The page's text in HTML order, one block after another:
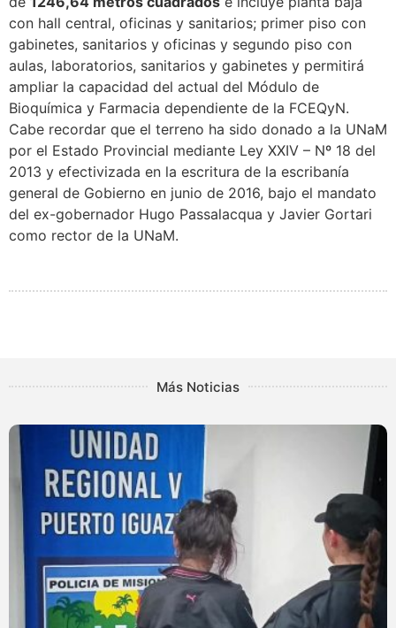
con hall central, oficinas y sanitarios; primer piso con
gabinetes, sanitarios y oficinas y segundo piso con
aulas, laboratorios, sanitarios y gabinetes y permitirá
ampliar la capacidad del actual del Módulo de
Bioquímica y Farmacia dependiente de la FCEQyN.
Cabe recordar que el terreno ha sido donado a la UNaM
por el Estado Provincial mediante Ley XXIV – Nº 18 del
2013 y efectivizada en la escritura de la escribanía
general de Gobierno en junio de 2016, bajo el mandato
del ex-gobernador Hugo Passalacqua y Javier Gortari
como rector de la UNaM.
Más Noticias